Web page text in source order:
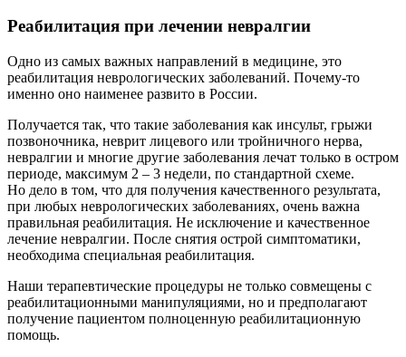
Реабилитация при лечении невралгии
Одно из самых важных направлений в медицине, это
реабилитация неврологических заболеваний. Почему-то
именно оно наименее развито в России.
Получается так, что такие заболевания как инсульт, грыжи
позвоночника, неврит лицевого или тройничного нерва,
невралгии и многие другие заболевания лечат только в остром
периоде, максимум 2 – 3 недели, по стандартной схеме.
Но дело в том, что для получения качественного результата,
при любых неврологических заболеваниях, очень важна
правильная реабилитация. Не исключение и качественное
лечение невралгии. После снятия острой симптоматики,
необходима специальная реабилитация.
Наши терапевтические процедуры не только совмещены с
реабилитационными манипуляциями, но и предполагают
получение пациентом полноценную реабилитационную
помощь.